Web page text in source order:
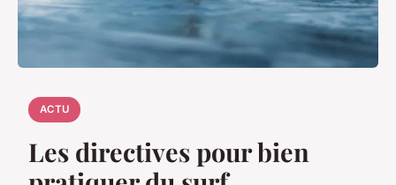
ACTU
Les directives pour bien